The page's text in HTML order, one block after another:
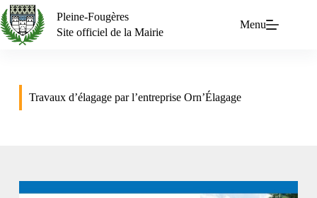
Pleine-Fougères
Site officiel de la Mairie
Menu
Travaux d’élagage par l’entreprise Orn’Élagage